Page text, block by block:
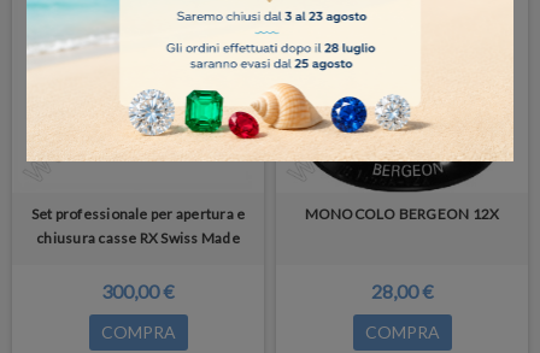
Set professionale per apertura e
chiusura casse RX Swiss Made
300,00 €
COMPRA
MONOCOLO BERGEON 12X
28,00 €
COMPRA